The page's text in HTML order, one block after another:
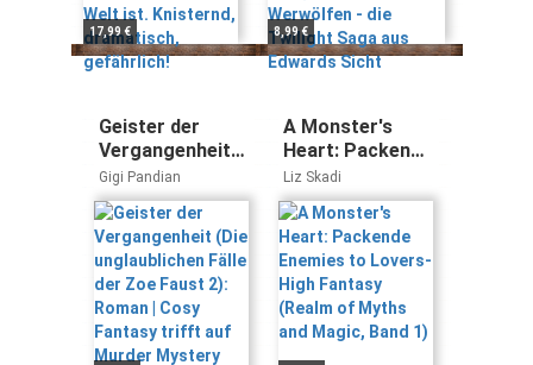
gefährlich!
17,99 € 8,99 €
Geister der
Vergangenheit
(Die
unglaublichen
Fälle der Zoe
Faust 2): Roman
| Cosy Fantasy
trifft auf Murder
Mystery
Gigi Pandian
A Monster's
Heart: Packende
Enemies to
Lovers-High
Fantasy (Realm
of Myths and
Magic, Band 1)
Liz Skadi